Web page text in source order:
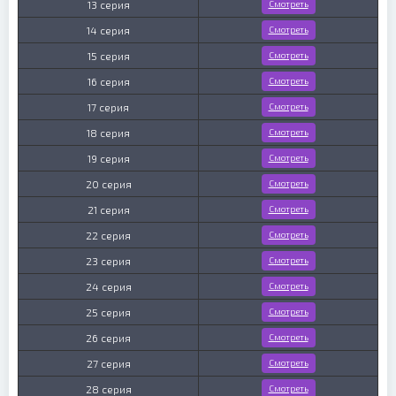
13 серия Смотреть
14 серия Смотреть
15 серия Смотреть
16 серия Смотреть
17 серия Смотреть
18 серия Смотреть
19 серия Смотреть
20 серия Смотреть
21 серия Смотреть
22 серия Смотреть
23 серия Смотреть
24 серия Смотреть
25 серия Смотреть
26 серия Смотреть
27 серия Смотреть
28 серия Смотреть